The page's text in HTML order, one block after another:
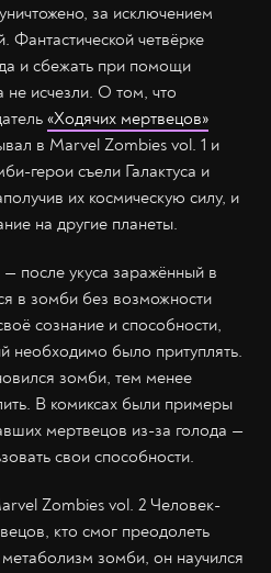
за исключением
Фантастической четвёрке
и сбежать при помощи
исчезли. О том, что
«Ходячих мертвецов»
в Marvel Zombies vol. 1 и
герои съели Галактуса и
их космическую силу, и
на другие планеты.
после укуса заражённый в
в зомби без возможности
сознание и способности,
необходимо было притуплять.
зомби, тем менее
В комиксах были примеры
мертвецов из-за голода —
свои способности.
Zombies vol. 2 Человек-
кто смог преодолеть
зомби, он научился